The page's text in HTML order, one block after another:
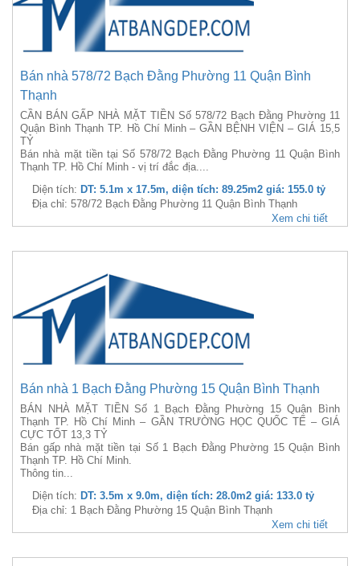
Bán nhà 578/72 Bạch Đằng Phường 11 Quận Bình
Thạnh
CẦN BÁN GẤP NHÀ MẶT TIỀN Số 578/72 Bạch Đằng Phường 11
Quận Bình Thạnh TP. Hồ Chí Minh – GẦN BỆNH VIỆN – GIÁ 15,5
TỶ
Bán nhà mặt tiền tại Số 578/72 Bạch Đằng Phường 11 Quận Bình
Thạnh TP. Hồ Chí Minh - vị trí đắc địa....
Diện tích: DT: 5.1m x 17.5m, diện tích: 89.25m2 giá: 155.0 tỷ
Địa chỉ: 578/72 Bạch Đằng Phường 11 Quận Bình Thạnh
Xem chi tiết
Bán nhà 1 Bạch Đằng Phường 15 Quận Bình Thạnh
BÁN NHÀ MẶT TIỀN Số 1 Bạch Đằng Phường 15 Quận Bình
Thạnh TP. Hồ Chí Minh – GẦN TRƯỜNG HỌC QUỐC TẾ – GIÁ
CỰC TỐT 13,3 TỶ
Bán gấp nhà mặt tiền tại Số 1 Bạch Đằng Phường 15 Quận Bình
Thạnh TP. Hồ Chí Minh.
Thông tin...
Diện tích: DT: 3.5m x 9.0m, diện tích: 28.0m2 giá: 133.0 tỷ
Địa chỉ: 1 Bạch Đằng Phường 15 Quận Bình Thạnh
Xem chi tiết